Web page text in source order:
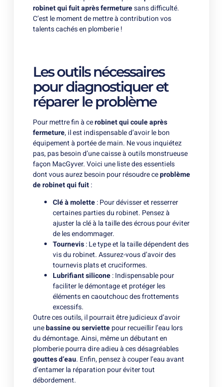
robinet qui fuit après fermeturesans difficulté.
C’est le moment de mettre à contribution vos
talents cachés en plomberie !
Les outils nécessaires
pour diagnostiquer et
réparer le problème
Pour mettre fin à cerobinet qui coule après
fermeture, il est indispensable d’avoir le bon
équipement à portée de main. Ne vous inquiétez
pas, pas besoin d’une caisse à outils monstrueuse
façon MacGyver. Voici une liste des essentiels
dont vous aurez besoin pour résoudre ceproblème
de robinet qui fuit:
Clé à molette: Pour dévisser et resserrer
certaines parties du robinet. Pensez à
ajuster la clé à la taille des écrous pour éviter
de les endommager.
Tournevis: Le type et la taille dépendent des
vis du robinet. Assurez-vous d’avoir des
tournevis plats et cruciformes.
Lubrifiant silicone: Indispensable pour
faciliter le démontage et protéger les
éléments en caoutchouc des frottements
excessifs.
Outre ces outils, il pourrait être judicieux d’avoir
unebassine ou serviettepour recueillir l’eau lors
du démontage. Ainsi, même un débutant en
plomberie pourra dire adieu à ces désagréables
gouttes d’eau. Enfin, pensez à couper l’eau avant
d’entamer la réparation pour éviter tout
débordement.